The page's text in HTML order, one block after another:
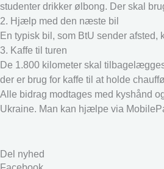
studenter drikker ølbong. Der skal
2. Hjælp med den næste bil
En typisk bil, som BtU sender afsted,
3. Kaffe til turen
De 1.800 kilometer skal
der er brug for kaffe til at holde
Alle bidrag modtages med kyshånd
Ukraine. Man kan hjælpe via
Del nyhed